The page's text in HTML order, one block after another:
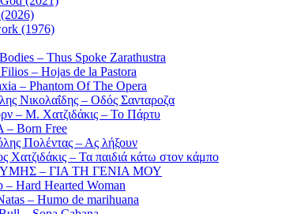
(1976)
– Thus Spoke Zarathustra
– Hojas de la Pastora
– Phantom Of The Opera
Νικολαΐδης – Οδός Σανταροζα
– Μ. Χατζιδάκις – Το Πάρτυ
– Born Free
Πολέντας – Ας λήξουν
Χατζιδάκις – Τα παιδιά κάτω στον κάμπο
– ΓΙΑ ΤΗ ΓΕΝΙΑ ΜΟΥ
– Hard Hearted Woman
– Humo de marihuana